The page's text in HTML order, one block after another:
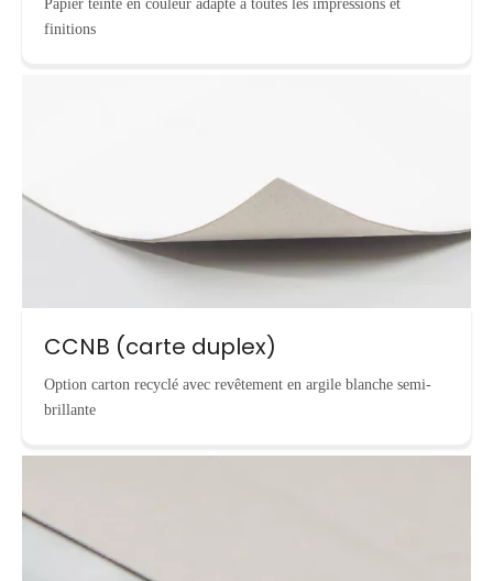
Papier teinté en couleur adapté à toutes les impressions et
finitions
CCNB (carte duplex)
Option carton recyclé avec revêtement en argile blanche semi-
brillante